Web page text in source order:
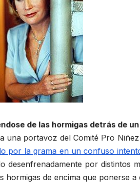
de las hormigas detrás de
portavoz del Comité Pro
por la grama en un confuso
por distintos
de encima que ponerse